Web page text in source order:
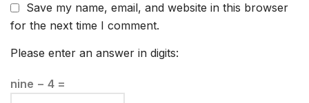
Save my name, email, and website in this browser
for the next time I comment.
Please enter an answer in digits:
nine − 4 =